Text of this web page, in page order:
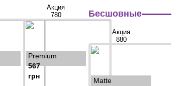
Акция
780
Premium
567
грн
Бесшовные
Акция
880
Matte